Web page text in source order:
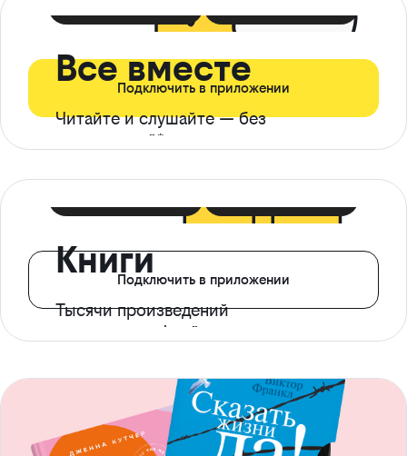
Все вместе
Читайте и слушайте — без
ограничений*
Подключить в приложении
Книги
Тысячи произведений
с доступом офлайн
Подключить в приложении